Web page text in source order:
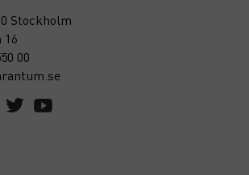
Stockholm
16
00